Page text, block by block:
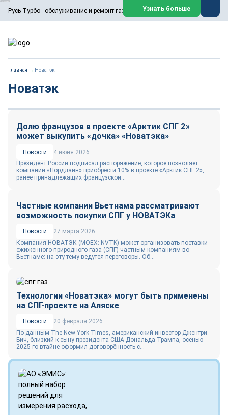
Русь-Турбо - обслуживание и ремонт газовых паровых турбин
ООО «Русь-Турбо» занимается сервисом газовых и паровых
турбин, комплексным ремонтом, восстановлением,
техническим обслуживанием оборудования ТЭС,
работают на нефтегазовых, нефтехимических,
металлургических и других предприятиях.
Реклама. ООО «Русь-Турбо», ИНН 7802588950
Перейти на сайт
Узнать больше
Главная → Новатэк
Новатэк
Долю французов в проекте «Арктик СПГ 2»
может выкупить «дочка» «Новатэка»
Новости
4 июня 2026
Президент России подписал распоряжение, которое позволяет
компании «Нордлайн» приобрести 10% в проекте «Арктик СПГ 2»,
ранее принадлежащих французской...
Частные компании Вьетнама рассматривают
возможность покупки СПГ у НОВАТЭКа
Новости
27 марта 2026
Компания НОВАТЭК (MOEX: NVTK) может организовать поставки
сжиженного природного газа (СПГ) частным компаниям во
Вьетнаме: на эту тему ведутся переговоры. Об...
Технологии «Новатэка» могут быть применены
на СПГ-проекте на Аляске
Новости
20 февраля 2026
По данным The New York Times, американский инвестор Джентри
Бич, близкий к сыну президента США Дональда Трампа, осенью
2025-го втайне оформил договорённость с...